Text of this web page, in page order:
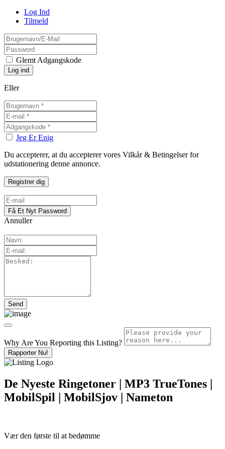
Log Ind
Tilmeld
Glemt Adgangskode
Eller
Jeg Er Enig
Du accepterer, at du accepterer vores Vilkår & Betingelser for
udstationering denne annonce.
Annuller
Why Are You Reporting this Listing?
Rapporter Nu!
De Nyeste Ringetoner | MP3 TrueTones |
MobilSpil | MobilSjov | Nameton
Vær den første til at bedømme